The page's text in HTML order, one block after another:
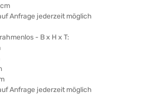
Anfrage jederzeit möglich
- B x H x T:
Anfrage jederzeit möglich